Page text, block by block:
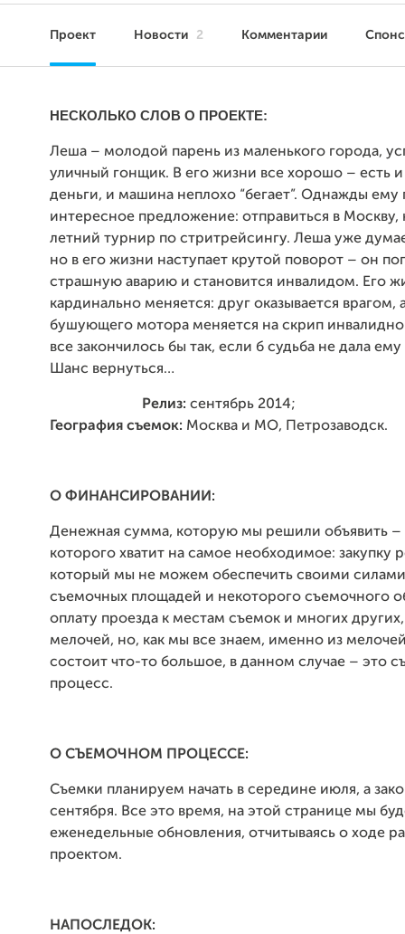
Проект Новости 2 Комментарии
НЕСКОЛЬКО СЛОВ О ПРОЕКТЕ:
Леша – молодой парень из маленького города,
уличный гонщик. В его жизни все хорошо – есть
деньги, и машина неплохо “бегает”. Однажды ему
интересное предложение: отправиться в
летний турнир по стритрейсингу. Леша уже
но в его жизни наступает крутой поворот – он
страшную аварию и становится инвалидом. Его
кардинально меняется: друг оказывается врагом,
бушующего мотора меняется на скрип
все закончилось бы так, если б судьба не дала
Шанс вернуться…
Релиз: сентябрь 2014;
География съемок: Москва и МО, Петрозаводск.
О ФИНАНСИРОВАНИИ:
Денежная сумма, которую мы решили объявить
которого хватит на самое необходимое: закупку
который мы не можем обеспечить своими
съемочных площадей и некоторого съемочного
оплату проезда к местам съемок и многих
мелочей, но, как мы все знаем, именно из
состоит что-то большое, в данном случае – это
процесс.
О СЪЕМОЧНОМ ПРОЦЕССЕ:
Съемки планируем начать в середине июля, а
сентября. Все это время, на этой странице мы
еженедельные обновления, отчитываясь о ходе
проектом.
НАПОСЛЕДОК: